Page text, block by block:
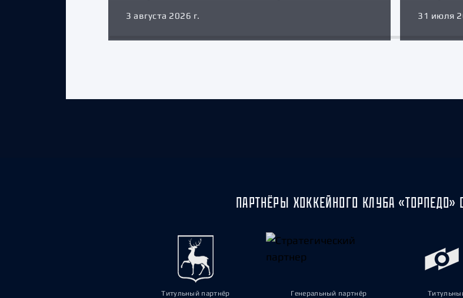
3 августа 2026 г. 31 июля
ПАРТНЁРЫ ХОККЕЙНОГО КЛУБА «ТОРПЕДО»
Титульный партнёр Генеральный партнёр